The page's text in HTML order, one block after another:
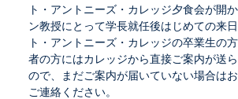
ト・アントニーズ・カレッジ夕食会が開
ン教授にとって学長就任後はじめての来
ト・アントニーズ・カレッジの卒業生の
者の方にはカレッジから直接ご案内が送
ので、まだご案内が届いていない場合は
ご連絡ください。